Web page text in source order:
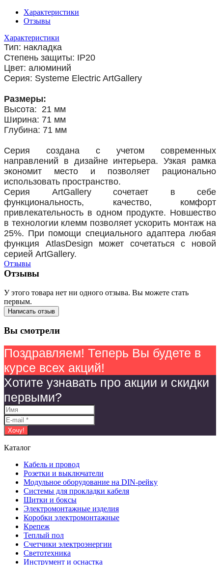
Характеристики
Отзывы
Характеристики
Тип: накладка
Степень защиты: IP20
Цвет: алюминий
Серия: Systeme Electric ArtGallery
Размеры:
Высота: 21 мм
Ширина: 71 мм
Глубина: 71 мм
Серия создана с учетом современных
направлений в дизайне интерьера. Узкая рамка
экономит место и позволяет рационально
использовать пространство.
Серия ArtGallery сочетает в себе
функциональность, качество, комфорт
привлекательность в одном продукте. Новшество
в технологии клемм позволяет ускорить монтаж на
25%. При помощи специального адаптера любая
функция AtlasDesign может сочетаться с новой
серией ArtGallery.
Отзывы
Отзывы
У этого товара нет ни одного отзыва. Вы можете стать
первым.
Написать отзыв
Вы смотрели
Поздравляем! Теперь Вы будете в
курсе всех акций!
Хотите узнавать про акции и скидки
первыми?
Каталог
Кабель и провод
Розетки и выключатели
Модульное оборудование на DIN-рейку
Системы для прокладки кабеля
Щитки и боксы
Электромонтажные изделия
Коробки электромонтажные
Крепеж
Теплый пол
Счетчики электроэнергии
Светотехника
Инструмент и оснастка